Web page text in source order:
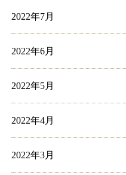
2022年7月
2022年6月
2022年5月
2022年4月
2022年3月